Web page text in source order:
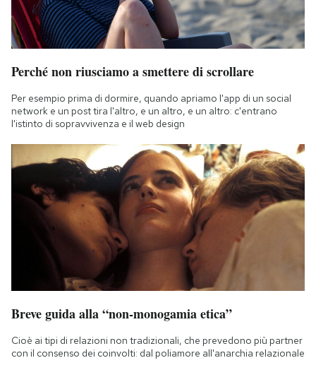
Perché non riusciamo a smettere di scrollare
Per esempio prima di dormire, quando apriamo l'app di un social
network e un post tira l'altro, e un altro, e un altro: c'entrano
l'istinto di sopravvivenza e il web design
Breve guida alla “non-monogamia etica”
Cioè ai tipi di relazioni non tradizionali, che prevedono più partner
con il consenso dei coinvolti: dal poliamore all'anarchia relazionale